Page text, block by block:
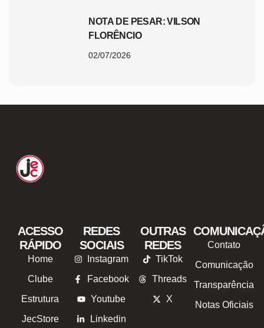
NOTA DE PESAR: VILSON
FLORÊNCIO
02/07/2026
ACESSO
RÁPIDO
Home
Clube
Estrutura
JecStore
REDES
SOCIAIS
Instagram
Facebook
Youtube
Linkedin
OUTRAS
REDES
TikTok
Threads
X
Contato
Comunicação
Transparência
Notas Oficiais